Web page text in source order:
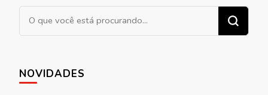
Procurando algo?
NOVIDADES